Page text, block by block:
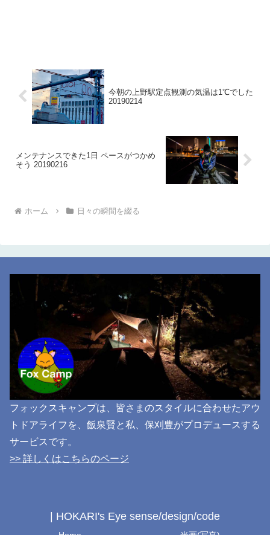
今朝の上野駅定点観測の気温は1℃でした
20190214
メンテナンスできた1日 ペースがつかめ
そう 20190216
ホーム 日々の瞬間を綴る
フォックスキャンプは、皆さまのスタイルに合わせたアウ
トドアライフを、飯泉賢と私、保刈豊がプロデュースする
サービスです。
>> 詳しくはこちらのページ
| HOKARI's Eye sense/design/code